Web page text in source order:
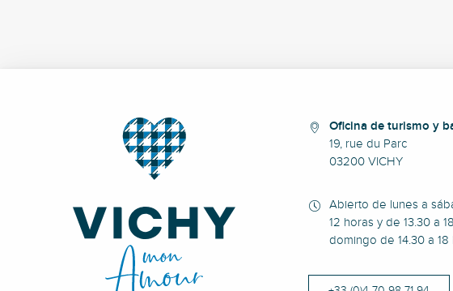
Oficina de turismo y
19, rue du Parc
03200 VICHY
Abierto de lunes a
12 horas y de 13.30 a
domingo de 14.30 a 18